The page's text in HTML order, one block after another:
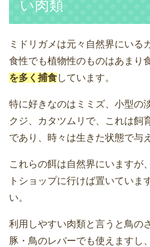
い肉類
ミドリガメは元々自然界にいる
食性でも植物性のものはあまり
を多く捕食しています。
特に好きなのはミミズ、小型の
クジ、カタツムリで、これは飼
であり、時々は生きた状態で与
これらの餌は自然界にいますが
トショップに行けば置いていま
い。
利用しやすい肉類と言うと鳥の
豚・鳥のレバーでも使えますし